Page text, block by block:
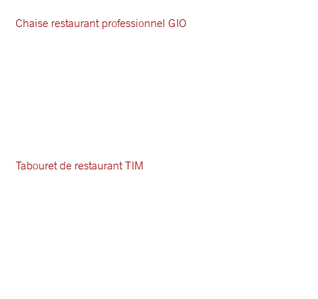
Chaise restaurant professionnel GIO
Tabouret de restaurant TIM